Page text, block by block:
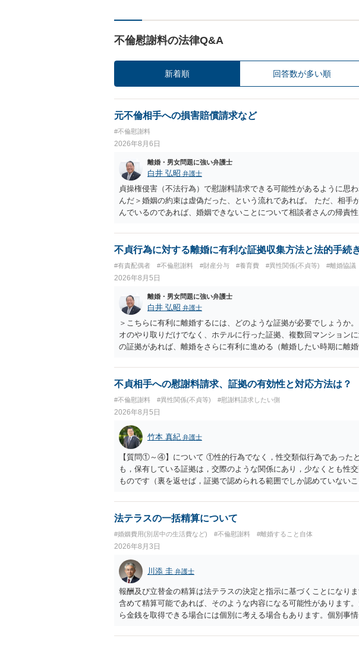
不倫慰謝料の法律Q&A
新着順 回答数が多い順
元不倫相手への損害賠償請求など
#不倫慰謝料
2026年8月6日
離婚・男女問題に強い弁護士
白井 弘昭 弁護士
貞操権侵害（不法行為）で慰謝料請求できる可能性があるように思
んだ＞婚姻の約束は虚偽だった、という流れであれば。 ただ、相手
んでいるのであれば、婚姻できないことについて相談者さんの帰責
不貞行為に対する離婚に有利な証拠収集方法と法的手続
#有責配偶者 #不倫慰謝料 #財産分与 #養育費 #異性関係(不貞等) #離婚協議
2026年8月5日
離婚・男女問題に強い弁護士
白井 弘昭 弁護士
＞こちらに有利に離婚するには、どのような証拠が必要でしょうか
オのやり取りだけでなく、ホテルに行った証拠、複数回マンション
の証拠があれば、離婚をさらに有利に進める（離婚したい時期に離
がありますので、ご注意ください。 以上、ご参考まで。
不貞相手への慰謝料請求、証拠の有効性と対応方法は？
#不倫慰謝料 #異性関係(不貞等) #慰謝料請求したい側
2026年8月5日
竹本 真紀 弁護士
【質問①～④】について ①性的行為でなく，性交類似行為であった
も，保有している証拠は，交際のような関係にあり，少なくとも性
ものです（裏を返せば，証拠で認められる範囲でしか認めていない
して，この点を考慮されることになるかもしれません。 ②夫との今
を検討するのがよいと思います。今ある証拠以上のことを証明（証
とが前提であり，その価値と夫との関係との均衡のように思います
れば，どのような内容の委任なのか不明ですが，その行政書士との
訴訟にするか，その点の見極めや，相手方は性交類似行為は認めて
かによって，考え方・進め方は変わってくると思います。 ④性交類
払を拒否するのであれば，本人（行政書士でも同じだと思います。
に思います。減額で折り合えるなら本人様の交渉でもよいように思
ば，訴訟に進むしかなくなるようにも思います。そうしますと，お
法テラスの一括精算について
#婚姻費用(別居中の生活費など) #不倫慰謝料 #離婚すること自体
2026年8月3日
川添 圭 弁護士
報酬及び立替金の精算は法テラスの決定と指示に基づくことになり
含めて精算可能であれば、そのような内容になる可能性があります
ら金銭を取得できる場合には個別に考える場合もあります。個別事